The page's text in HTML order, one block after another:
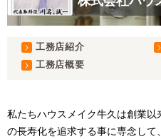
工務店紹介
工務店概要
私たちハウスメイク牛久は創業
の長寿化を追求する事に専念し